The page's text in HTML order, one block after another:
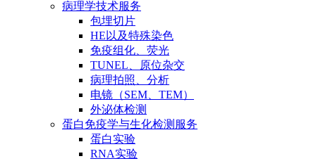
病理学技术服务
包埋切片
HE以及特殊染色
免疫组化、荧光
TUNEL、原位杂交
病理拍照、分析
电镜（SEM、TEM）
外泌体检测
蛋白免疫学与生化检测服务
蛋白实验
RNA实验